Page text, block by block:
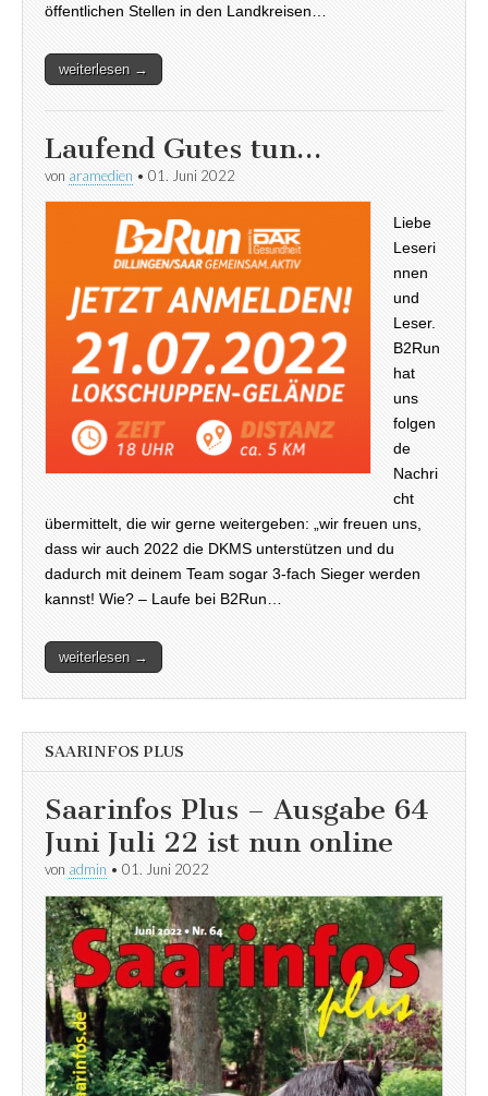
öffentlichen Stellen in den Landkreisen…
weiterlesen →
Laufend Gutes tun…
von aramedien • 01. Juni 2022
Liebe
Leseri
nnen
und
Leser.
B2Run
hat
uns
folgen
de
Nachri
cht
übermittelt, die wir gerne weitergeben: „wir freuen uns,
dass wir auch 2022 die DKMS unterstützen und du
dadurch mit deinem Team sogar 3-fach Sieger werden
kannst! Wie? – Laufe bei B2Run…
weiterlesen →
SAARINFOS PLUS
Saarinfos Plus – Ausgabe 64
Juni Juli 22 ist nun online
von admin • 01. Juni 2022